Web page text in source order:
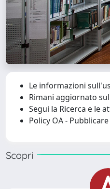
Le informazioni
Rimani aggiornato
Segui la Ricerca e le
Policy OA -
Scopri